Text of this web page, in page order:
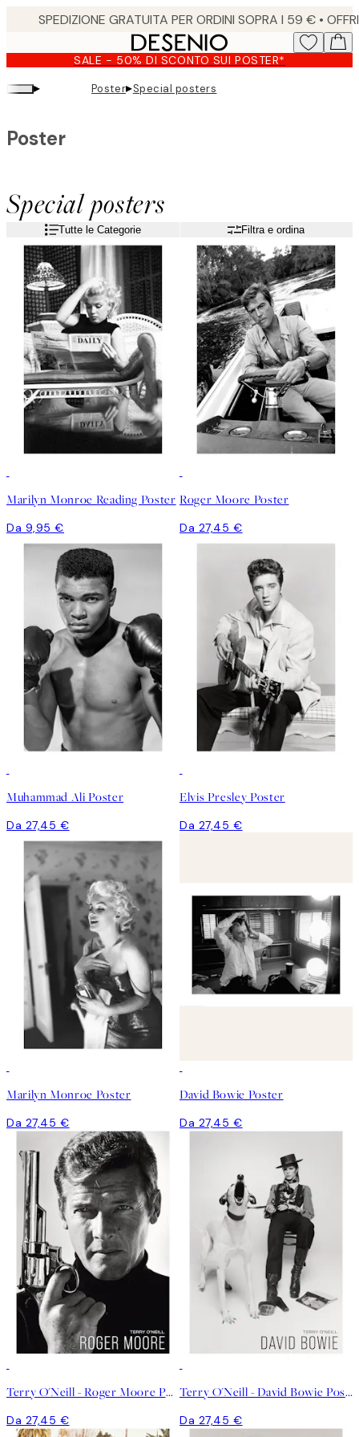
content.
SALE - 50% DI SCONTO SUI POSTER*
▸ Poster▸Special posters
Special posters
Poster
Tutte le Categorie Filtra e ordina
Marilyn Monroe Reading Poster
Da 9,95 €
Roger Moore Poster
Da 27,45 €
Muhammad Ali Poster
Da 27,45 €
Elvis Presley Poster
Da 27,45 €
Marilyn Monroe Poster
Da 27,45 €
David Bowie Poster
Da 27,45 €
Terry O'Neill - Roger Moore Poster
Da 27,45 €
Terry O'Neill - David Bowie Poster
Da 27,45 €